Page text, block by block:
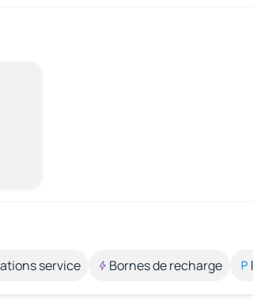
service Bornes de recharge